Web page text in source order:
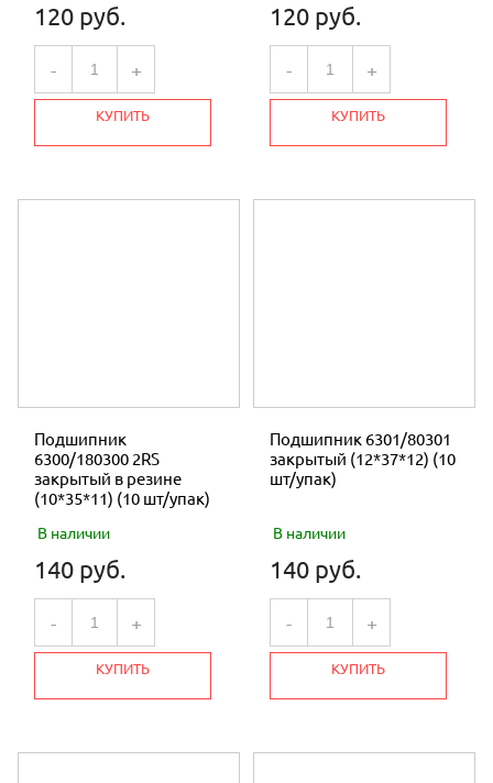
120 руб.
- +
КУПИТЬ
120 руб.
- +
КУПИТЬ
Подшипник
6300/180300 2RS
закрытый в резине
(10*35*11) (10 шт/упак)
В наличии
140 руб.
- +
КУПИТЬ
Подшипник 6301/80301
закрытый (12*37*12) (10
шт/упак)
В наличии
140 руб.
- +
КУПИТЬ